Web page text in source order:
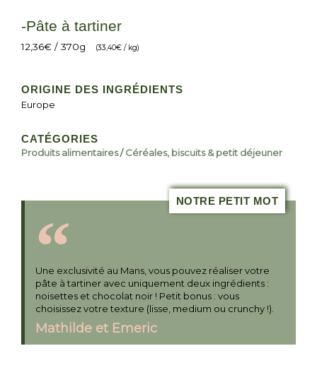
-Pâte à tartiner
12,36€ / 370g (33,40€ / kg)
ORIGINE DES INGRÉDIENTS
Europe
CATÉGORIES
Produits alimentaires/Céréales, biscuits & petit déjeuner
Une exclusivité au Mans, vous pouvez réaliser votre
pâte à tartiner avec uniquement deux ingrédients :
noisettes et chocolat noir ! Petit bonus : vous
choisissez votre texture (lisse, medium ou crunchy !).
Mathilde et Emeric
NOTRE PETIT MOT